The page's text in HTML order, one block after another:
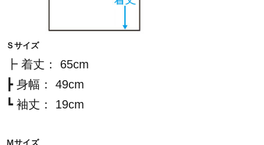
Ｓサイズ
┣ 着丈： 65cm
┣ 身幅： 49cm
┗ 袖丈： 19cm
Ｍサイズ